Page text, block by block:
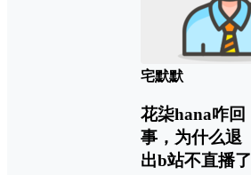
宅默默
花柒hana咋回
事，为什么退
出b站不直播了